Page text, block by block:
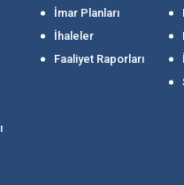
İmar Planları
İhaleler
Faaliyet Raporları